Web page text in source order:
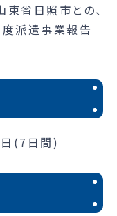
省日照市との、
派遣事業報告
(7日間)